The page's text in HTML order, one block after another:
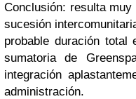
Conclusión: resulta
sucesión
probable duración total
sumatoria de
integración
administración.